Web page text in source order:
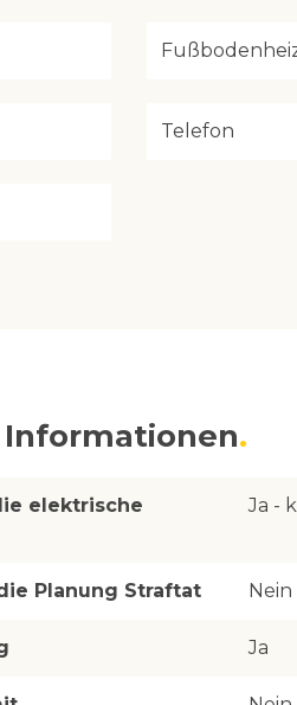
Telefon
elektrische
Ja -
Planung Straftat Nein
Ja